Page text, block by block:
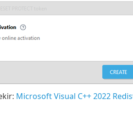
Microsoft Visual C++ 2022